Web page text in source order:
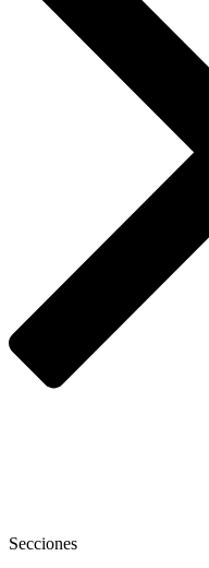
Secciones